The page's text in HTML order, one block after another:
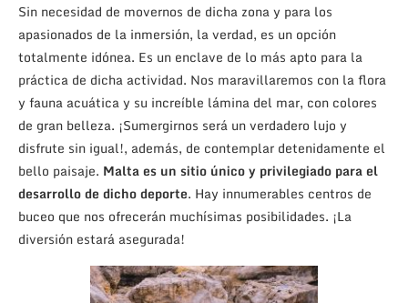
Sin necesidad de movernos de dicha zona y para los
apasionados de la inmersión, la verdad, es un opción
totalmente idónea. Es un enclave de lo más apto para la
práctica de dicha actividad. Nos maravillaremos con la flora
y fauna acuática y su increíble lámina del mar, con colores
de gran belleza. ¡Sumergirnos será un verdadero lujo y
disfrute sin igual!, además, de contemplar detenidamente el
bello paisaje. Malta es un sitio único y privilegiado para el
desarrollo de dicho deporte. Hay innumerables centros de
buceo que nos ofrecerán muchísimas posibilidades. ¡La
diversión estará asegurada!